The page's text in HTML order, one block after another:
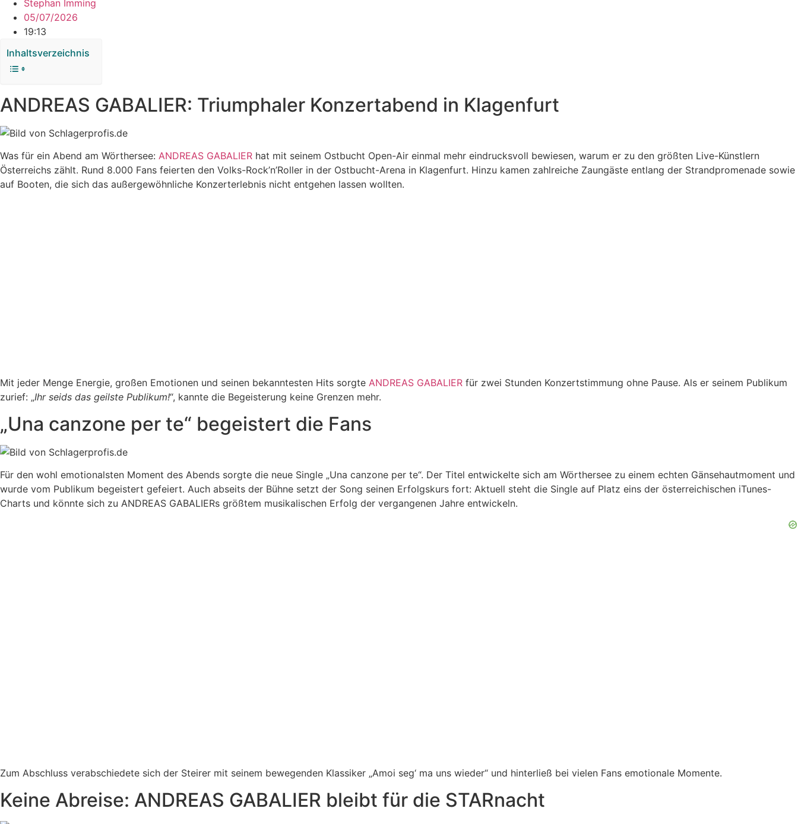
Stephan Imming
05/07/2026
19:13
Inhaltsverzeichnis
ANDREAS GABALIER: Triumphaler Konzertabend in Klagenfurt
Was für ein Abend am Wörthersee: ANDREAS GABALIER hat mit seinem Ostbucht Open-Air einmal mehr eindrucksvoll bewiesen, warum er zu den größten Live-Künstlern
Österreichs zählt. Rund 8.000 Fans feierten den Volks-Rock’n’Roller in der Ostbucht-Arena in Klagenfurt. Hinzu kamen zahlreiche Zaungäste entlang der Strandpromenade sowie
auf Booten, die sich das außergewöhnliche Konzerterlebnis nicht entgehen lassen wollten.
Mit jeder Menge Energie, großen Emotionen und seinen bekanntesten Hits sorgte ANDREAS GABALIER für zwei Stunden Konzertstimmung ohne Pause. Als er seinem Publikum
zurief: „Ihr seids das geilste Publikum!“, kannte die Begeisterung keine Grenzen mehr.
„Una canzone per te“ begeistert die Fans
Für den wohl emotionalsten Moment des Abends sorgte die neue Single „Una canzone per te“. Der Titel entwickelte sich am Wörthersee zu einem echten Gänsehautmoment und
wurde vom Publikum begeistert gefeiert. Auch abseits der Bühne setzt der Song seinen Erfolgskurs fort: Aktuell steht die Single auf Platz eins der österreichischen iTunes-
Charts und könnte sich zu ANDREAS GABALIERs größtem musikalischen Erfolg der vergangenen Jahre entwickeln.
Zum Abschluss verabschiedete sich der Steirer mit seinem bewegenden Klassiker „Amoi seg‘ ma uns wieder“ und hinterließ bei vielen Fans emotionale Momente.
Keine Abreise: ANDREAS GABALIER bleibt für die STARnacht